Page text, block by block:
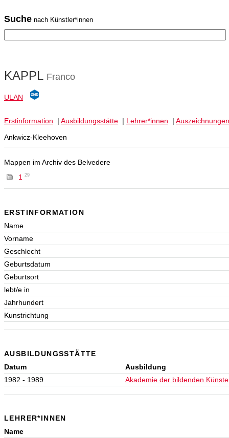
Suche nach Künstler*innen
KAPPL Franco
ULAN
Erstinformation | Ausbildungsstätte | Lehrer*innen | Auszeichnungen
Ankwicz-Kleehoven
Mappen im Archiv des Belvedere
1
29
ERSTINFORMATION
Name
Vorname
Geschlecht
Geburtsdatum
Geburtsort
lebt/e in
Jahrhundert
Kunstrichtung
AUSBILDUNGSSTÄTTE
Datum
Ausbildung
1982 - 1989
Akademie der bildenden
LEHRER*INNEN
Name